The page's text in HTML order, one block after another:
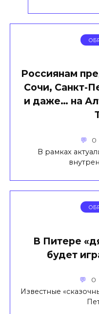
Россиянам
Сочи, Санкт-
и даже… на
0
В рамках
В Питере
будет
0
Известные